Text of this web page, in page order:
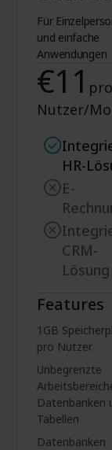
Für
und einfache
Anwendungen
€11 pro
Nutzer/
HR-
Nicht
E-
Nicht
CRM-
Lösung
Features
1GB
pro Nutzer
Unbegrenzte
Datenbanken
Tabellen
Datenbanken